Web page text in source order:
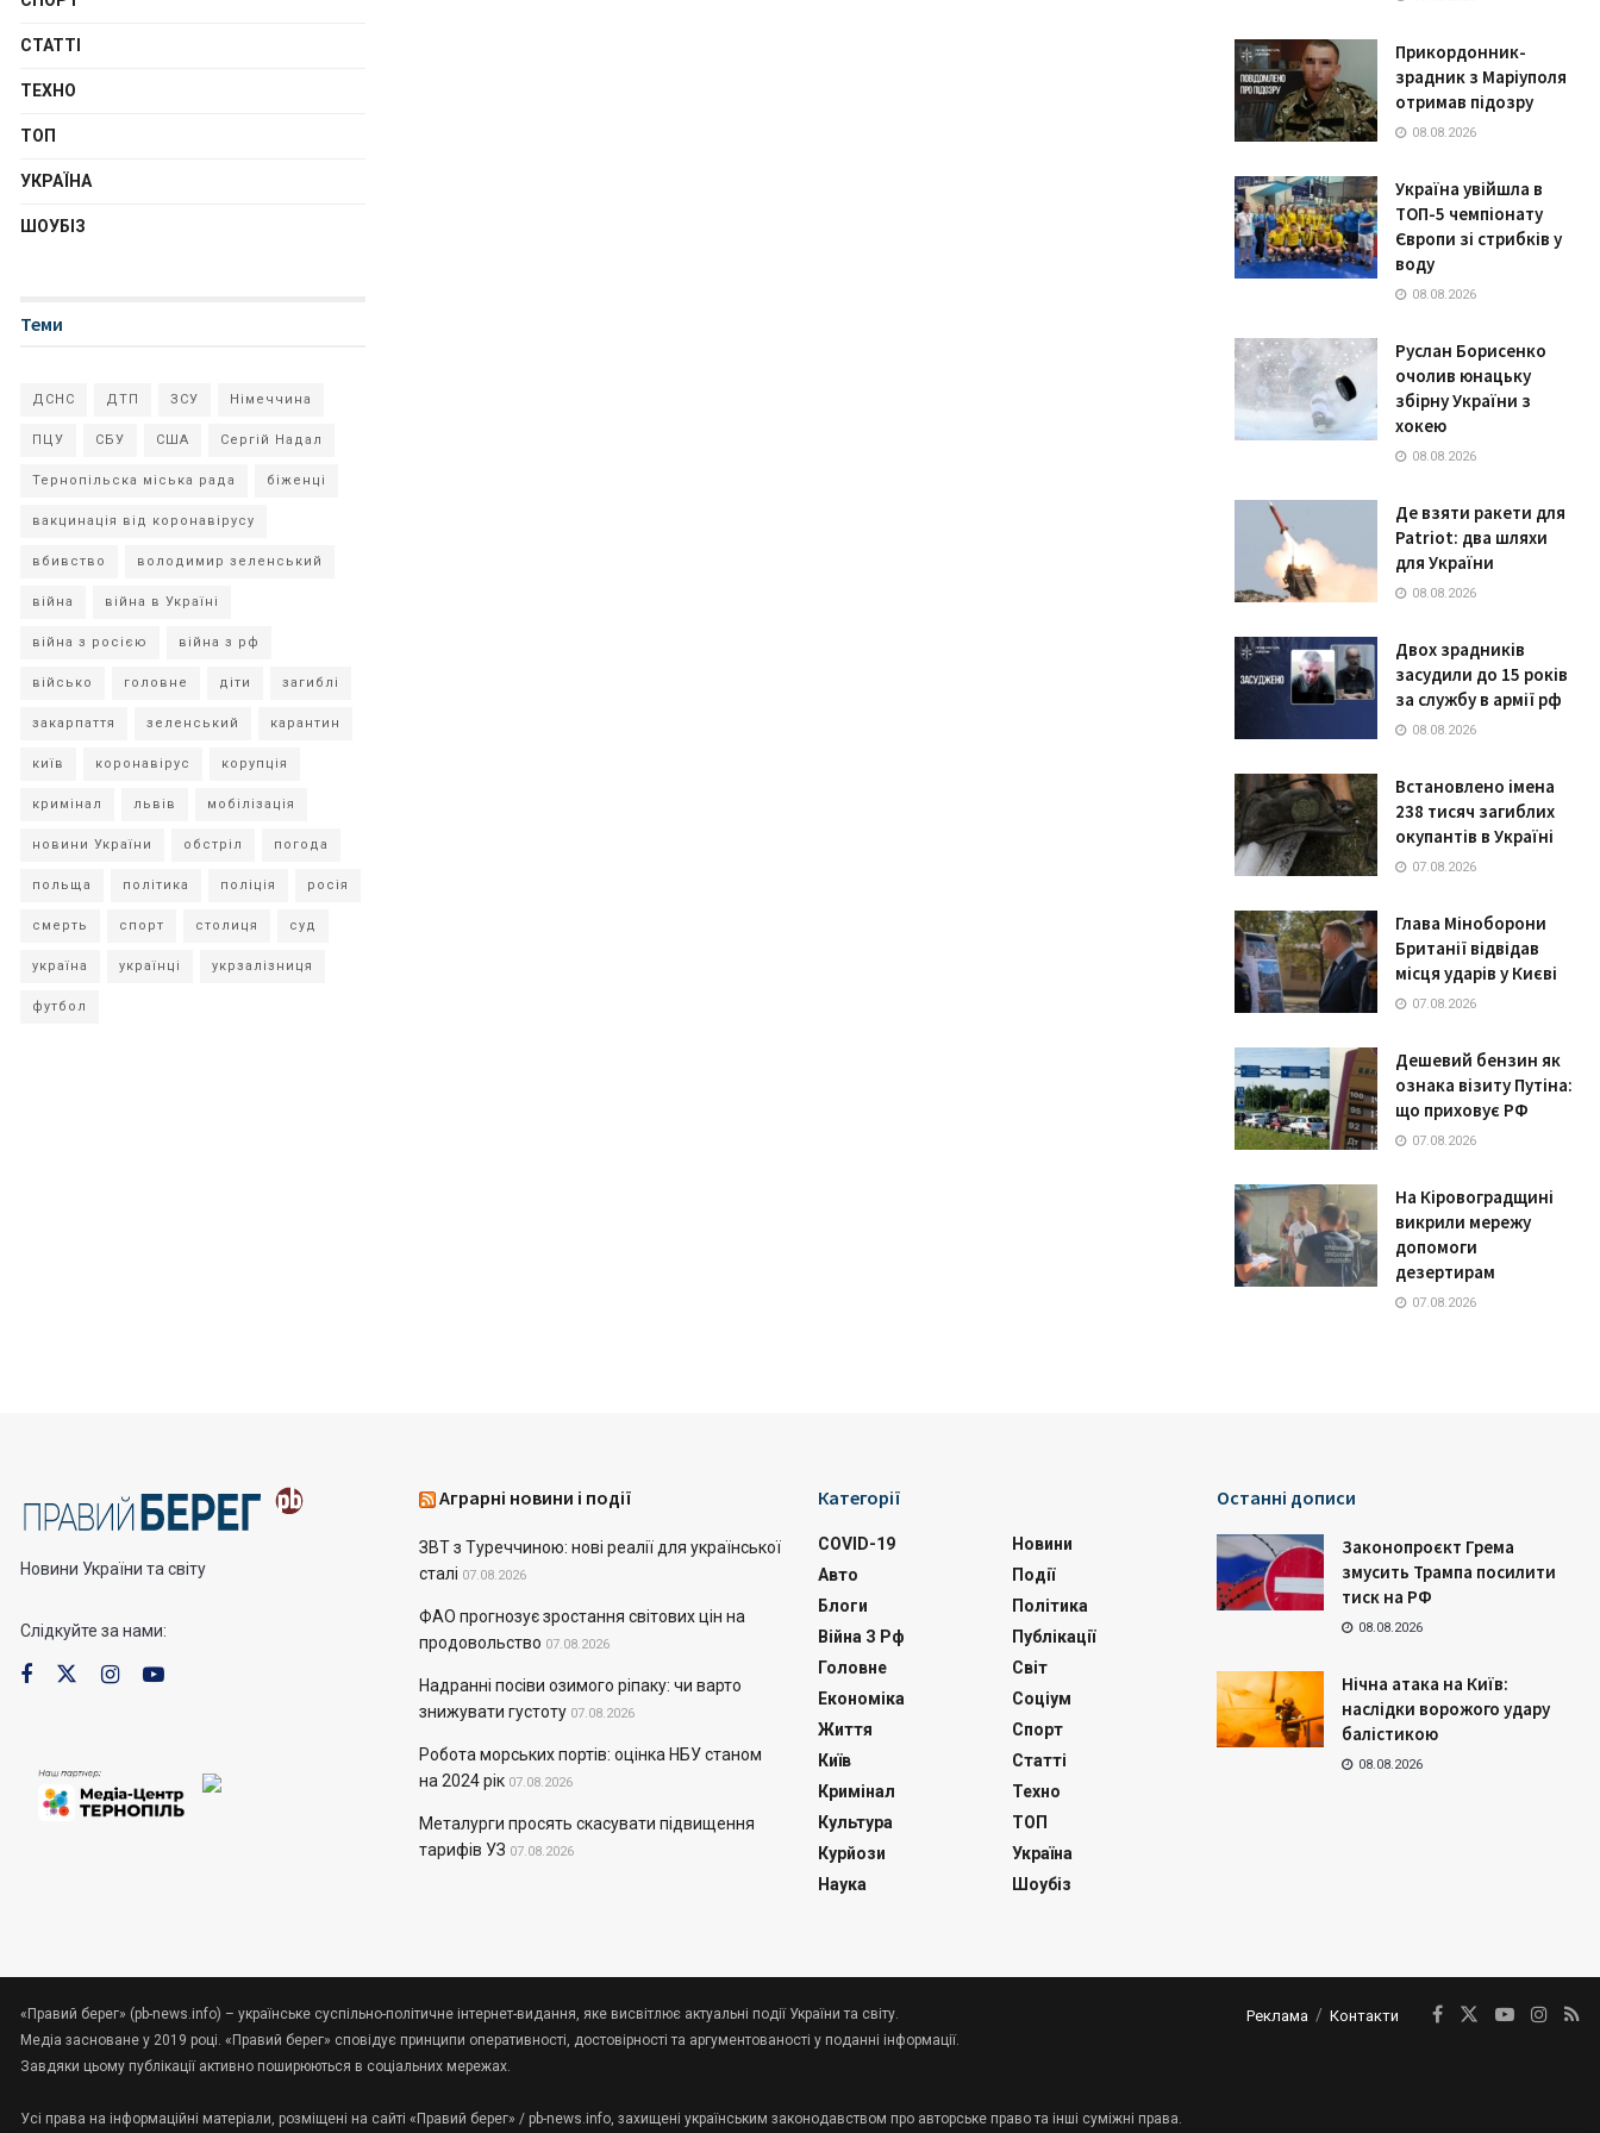
СТАТТІ
ТЕХНО
ТОП
УКРАЇНА
ШОУБІЗ
Теми
ДСНС ДТП ЗСУ Німеччина
ПЦУ СБУ США Сергій Надал
Тернопільска міська рада біженці
вакцинація від коронавірусу
вбивство володимир зеленський
війна війна в Україні
війна з росією війна з рф
військо головне діти загиблі
закарпаття зеленський карантин
київ коронавірус корупція
кримінал львів мобілізація
новини України обстріл погода
польща політика поліція росія
смерть спорт столиця суд
україна українці укрзалізниця
футбол
Прикордонник-
зрадник з Маріуполя
отримав підозру
08.08.2026
Україна увійшла в
ТОП-5 чемпіонату
Європи зі стрибків у
воду
08.08.2026
Руслан Борисенко
очолив юнацьку
збірну України з
хокею
08.08.2026
Де взяти ракети для
Patriot: два шляхи
для України
08.08.2026
Двох зрадників
засудили до 15 років
за службу в армії рф
08.08.2026
Встановлено імена
238 тисяч загиблих
окупантів в Україні
07.08.2026
Глава Міноборони
Британії відвідав
місця ударів у Києві
07.08.2026
Дешевий бензин як
ознака візиту Путіна:
що приховує РФ
07.08.2026
На Кіровоградщині
викрили мережу
допомоги
дезертирам
07.08.2026
Новини України та світу
Слідкуйте за нами:
Аграрні новини і події
ЗВТ з Туреччиною: нові реалії для української
сталі 07.08.2026
ФАО прогнозує зростання світових цін на
продовольство 07.08.2026
Надранні посіви озимого ріпаку: чи варто
знижувати густоту 07.08.2026
Робота морських портів: оцінка НБУ станом
на 2024 рік 07.08.2026
Металурги просять скасувати підвищення
тарифів УЗ 07.08.2026
Категорії
COVID-19
Авто
Блоги
Війна З Рф
Головне
Економіка
Життя
Київ
Кримінал
Культура
Курйози
Наука
Новини
Події
Політика
Публікації
Світ
Соціум
Спорт
Статті
Техно
ТОП
Україна
Шоубіз
Останні дописи
Законопроєкт Грема
змусить Трампа посилити
тиск на РФ
08.08.2026
Нічна атака на Київ:
наслідки ворожого удару
балістикою
08.08.2026
Реклама Контакти
«Правий берег» (pb-news.info) – українське суспільно-політичне інтернет-видання, яке висвітлює актуальні події України та світу.
Медіа засноване у 2019 році. «Правий берег» сповідує принципи оперативності, достовірності та аргументованості у поданні інформації.
Завдяки цьому публікації активно поширюються в соціальних мережах.
Усі права на інформаційні матеріали, розміщені на сайті «Правий берег» / pb-news.info, захищені українським законодавством про авторське право та інші суміжні права.